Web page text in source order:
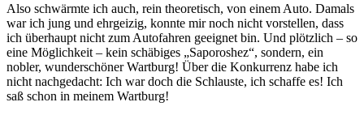
Also schwärmte ich auch, rein theoretisch, von einem Auto. Damals
war ich jung und ehrgeizig, konnte mir noch nicht vorstellen, dass
ich überhaupt nicht zum Autofahren geeignet bin. Und plötzlich – so
eine Möglichkeit – kein schäbiges
Saporoshez , sondern, ein
nobler, wunderschöner Wartburg! Über die Konkurrenz habe ich
nicht nachgedacht: Ich war doch die Schlauste, ich schaffe es! Ich
saß schon in meinem Wartburg!